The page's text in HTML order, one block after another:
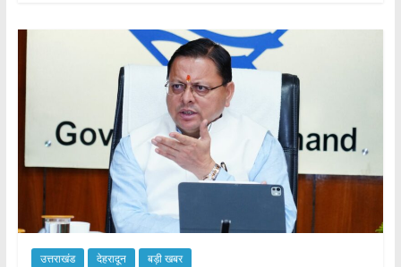
o A
p
उत्तराखंड देहरादून बड़ी खबर